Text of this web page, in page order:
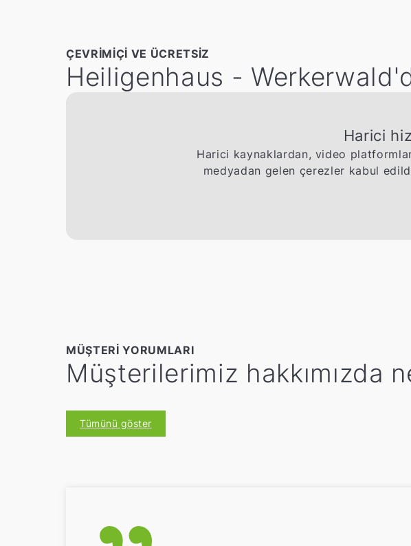
ÇEVRIMIÇI VE ÜCRETSIZ
Heiligenhaus -
Harici
Harici kaynaklardan, video
medyadan gelen çerezler kabul
MÜŞTERI YORUMLARI
Müşterilerimiz hakkımızda
Tümünü göster